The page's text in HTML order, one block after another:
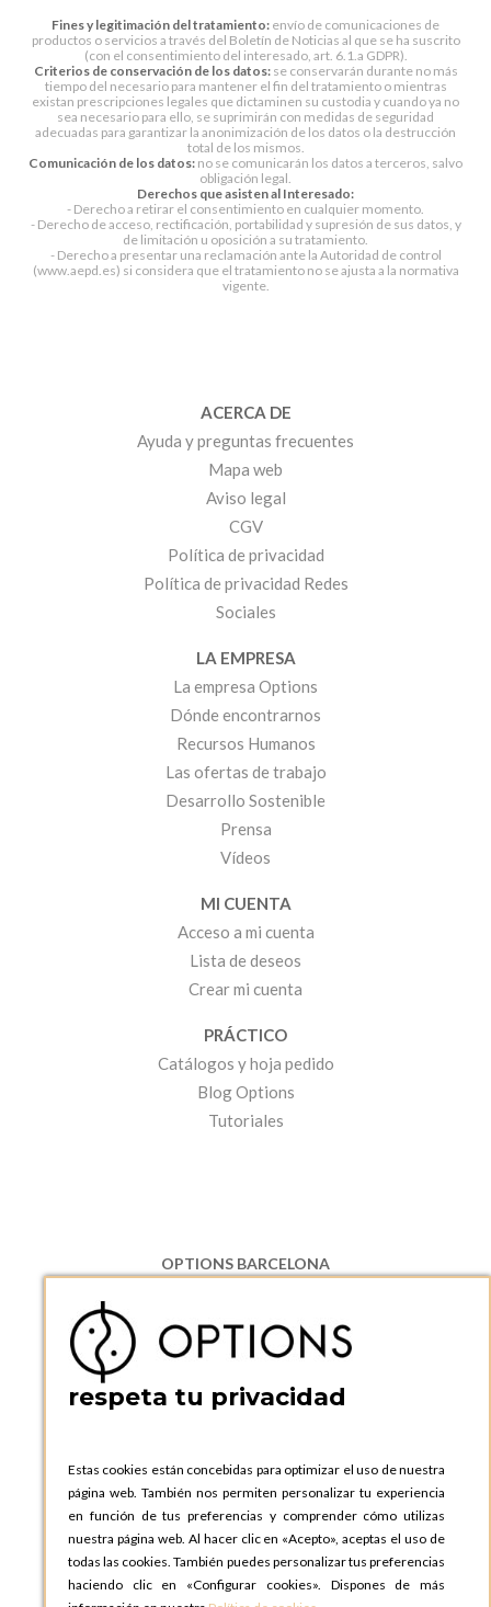
Fines y legitimación del tratamiento: envío de comunicaciones de
productos o servicios a través del Boletín de Noticias al que se ha suscrito
(con el consentimiento del interesado, art. 6.1.a GDPR).
Criterios de conservación de los datos:se conservarán durante no más
tiempo del necesario para mantener el fin del tratamiento o mientras
existan prescripciones legales que dictaminen su custodia y cuando ya no
sea necesario para ello, se suprimirán con medidas de seguridad
adecuadas para garantizar la anonimización de los datos o la destrucción
total de los mismos.
Comunicación de los datos: no se comunicarán los datos a terceros, salvo
obligación legal.
Derechos que asisten al Interesado:
- Derecho a retirar el consentimiento en cualquier momento.
- Derecho de acceso, rectificación, portabilidad y supresión de sus datos, y
de limitación u oposición a su tratamiento.
- Derecho a presentar una reclamación ante la Autoridad de control
(www.aepd.es) si considera que el tratamiento no se ajusta a la normativa
vigente.
ACERCA DE
Ayuda y preguntas frecuentes
Mapa web
Aviso legal
CGV
Política de privacidad
Política de privacidad Redes
Sociales
LA EMPRESA
La empresa Options
Dónde encontrarnos
Recursos Humanos
Las ofertas de trabajo
Desarrollo Sostenible
Prensa
Vídeos
MI CUENTA
Acceso a mi cuenta
Lista de deseos
Crear mi cuenta
PRÁCTICO
Catálogos y hoja pedido
Blog Options
Tutoriales
OPTIONS BARCELONA
08130 Santa Perpetua de Moguda, Barcelona
ESPAñA
Teléfono:
+34 935 724 041
OPTIONS BARCELONA SHOWROOM
ESPAñA
Teléfono:+34 935 724 041
OPTIONS MADRID
C. Lucio Emilio Cándido, 6,
28803 Alcalá de Henares, Madrid
respeta tu privacidad
Estas cookies están concebidas para optimizar el uso de nuestra
página web. También nos permiten personalizar tu experiencia
en función de tus preferencias y comprender cómo utilizas
nuestra página web. Al hacer clic en «Acepto», aceptas el uso de
todas las cookies. También puedes personalizar tus preferencias
haciendo clic en «Configurar cookies». Dispones de más